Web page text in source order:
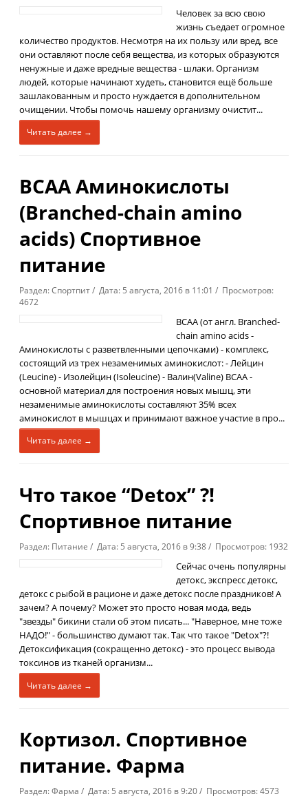
Человек за всю свою
жизнь съедает огромное
количество продуктов. Несмотря на их пользу или вред, все
они оставляют после себя вещества, из которых образуются
ненужные и даже вредные вещества - шлаки. Организм
людей, которые начинают худеть, становится ещё больше
зашлакованным и просто нуждается в дополнительном
очищении. Чтобы помочь нашему организму очистит...
Читать далее →
BCAA Аминокислоты
(Branched-chain amino
acids) Спортивное
питание
Раздел: Спортпит / Дата: 5 августа, 2016 в 11:01 / Просмотров:
4672
ВСАА (от англ. Branched-
chain amino acids -
Аминокислоты с разветвленными цепочками) - комплекс,
состоящий из трех незаменимых аминокислот: - Лейцин
(Leucine) - Изолейцин (Isoleucine) - Валин(Valine) BCAA -
основной материал для построения новых мышц, эти
незаменимые аминокислоты составляют 35% всех
аминокислот в мышцах и принимают важное участие в про...
Читать далее →
Что такое “Detox” ?!
Спортивное питание
Раздел: Питание / Дата: 5 августа, 2016 в 9:38 / Просмотров: 1932
Сейчас очень популярны
детокс, экспресс детокс,
детокс с рыбой в рационе и даже детокс после праздников! А
зачем? А почему? Может это просто новая мода, ведь
"звезды" бикини стали об этом писать... "Наверное, мне тоже
НАДО!" - большинство думают так. Так что такое "Detox"?!
Детоксификация (сокращенно детокс) - это процесс вывода
токсинов из тканей организм...
Читать далее →
Кортизол. Спортивное
питание. Фарма
Раздел: Фарма / Дата: 5 августа, 2016 в 9:20 / Просмотров: 4573